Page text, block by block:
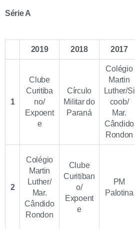
Série A
2019 2018 2017
1
Clube
Curitiba
no/
Expoent
e
Círculo
Militar do
Paraná
Colégio
Martin
Luther/Si
coob/
Mar.
Cândido
Rondon
2
Colégio
Martin
Luther/
Mar.
Cândido
Rondon
Clube
Curitiban
o/
Expoent
e
PM
Palotina